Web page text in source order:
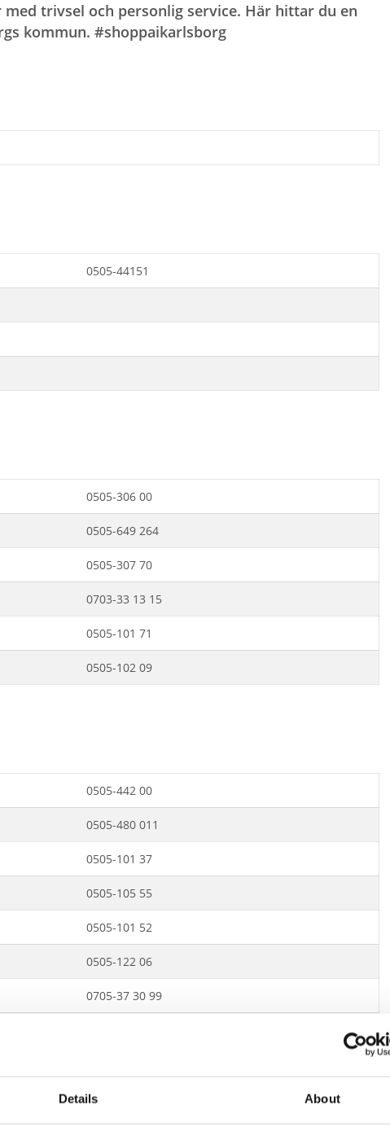
Details About
trivsel och personlig service. Här hittar du en
kommun. #shoppaikarlsborg
0505-44151
0505-306 00
0505-649 264
0505-307 70
0703-33 13 15
0505-101 71
0505-102 09
0505-442 00
0505-480 011
0505-101 37
0505-105 55
0505-101 52
0505-122 06
0705-37 30 99
0505-441 44